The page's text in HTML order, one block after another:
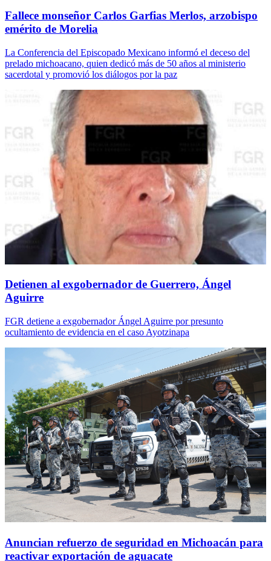
Fallece monseñor Carlos Garfias Merlos, arzobispo
emérito de Morelia
La Conferencia del Episcopado Mexicano informó el deceso del
prelado michoacano, quien dedicó más de 50 años al ministerio
sacerdotal y promovió los diálogos por la paz
Detienen al exgobernador de Guerrero, Ángel
Aguirre
FGR detiene a exgobernador Ángel Aguirre por presunto
ocultamiento de evidencia en el caso Ayotzinapa
Anuncian refuerzo de seguridad en Michoacán para
reactivar exportación de aguacate